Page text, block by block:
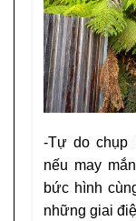
-Tự do chụp
nếu may
bức hình
những giai